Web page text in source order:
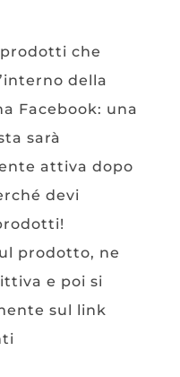
che
della
Facebook: una
sarà
attiva dopo
devi
prodotto, ne
e poi si
sul link